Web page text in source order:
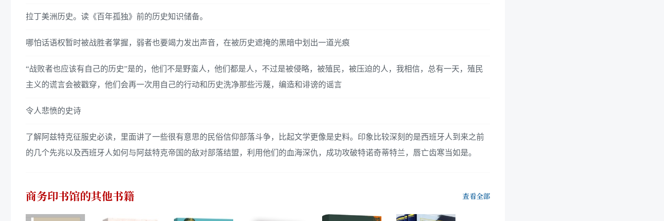
拉丁美洲历史。读《百年孤独》前的历史知识储备。
哪怕话语权暂时被战胜者掌握，弱者也要竭力发出声音，在被历史遮掩的黑暗中划出一道光痕
“战败者也应该有自己的历史”是的，他们不是野蛮人，他们都是人，不过是被侵略，被殖民，被压迫的人，我相信，总有一天，殖民
主义的谎言会被戳穿，他们会再一次用自己的行动和历史洗净那些污蔑，编造和诽谤的谣言
令人悲愤的史诗
了解阿兹特克征服史必读，里面讲了一些很有意思的民俗信仰部落斗争，比起文学更像是史料。印象比较深刻的是西班牙人到来之前
的几个先兆以及西班牙人如何与阿兹特克帝国的敌对部落结盟，利用他们的血海深仇，成功攻破特诺奇蒂特兰，唇亡齿寒当如是。
商务印书馆的其他书籍 查看全部